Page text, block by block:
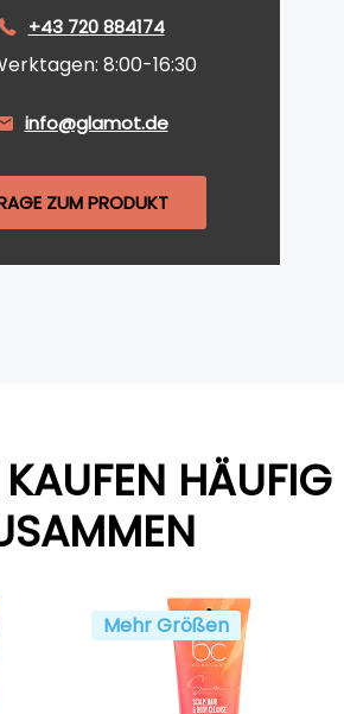
+43 720 884174
8:00-16:30
info@glamot.de
ZUM PRODUKT
HÄUFIG
Mehr Größen